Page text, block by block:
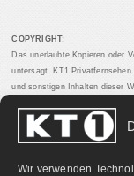
Wir verwenden
COPYRIGHT:
Das unerlaubte Kopieren oder
untersagt. KT1
und sonstigen Inhalten dieser
PARTNERLINKS: